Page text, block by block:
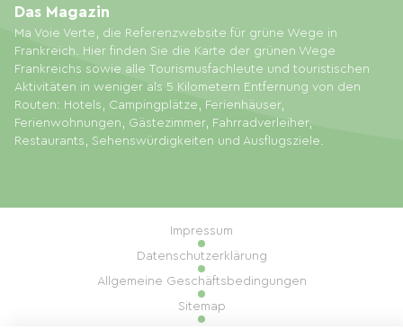
Ma Voie Verte, die Referenzwebsite für grüne Wege in
Frankreich. Hier finden Sie die Karte der grünen Wege
Frankreichs sowie alle Tourismusfachleute und touristischen
Aktivitäten in weniger als 5 Kilometern Entfernung von den
Routen: Hotels, Campingplätze, Ferienhäuser,
Ferienwohnungen, Gästezimmer, Fahrradverleiher,
Restaurants, Sehenswürdigkeiten und Ausflugsziele.
Das Magazin
Impressum
Datenschutzerklärung
Allgemeine Geschäftsbedingungen
Sitemap